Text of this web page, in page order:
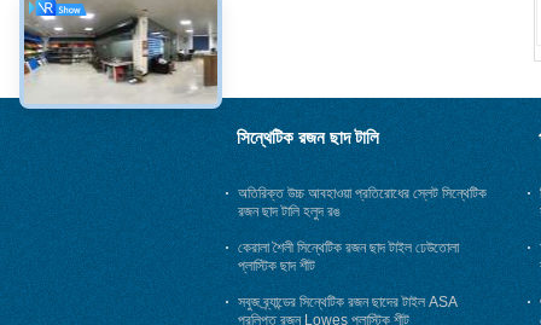
সিন্থেটিক রজন ছাদ টালি
অতিরিক্ত উচ্চ আবহাওয়া প্রতিরোধের স্লেট সিন্থেটিক
রজন ছাদ টালি হলুদ রঙ
কেরালা শৈলী সিন্থেটিক রজন ছাদ টাইল ঢেউতোলা
প্লাস্টিক ছাদ শীট
সবুজ ব্র্যান্ডের সিন্থেটিক রজন ছাদের টাইল ASA
প্রলিপ্ত রজন Lowes প্লাস্টিক শীট